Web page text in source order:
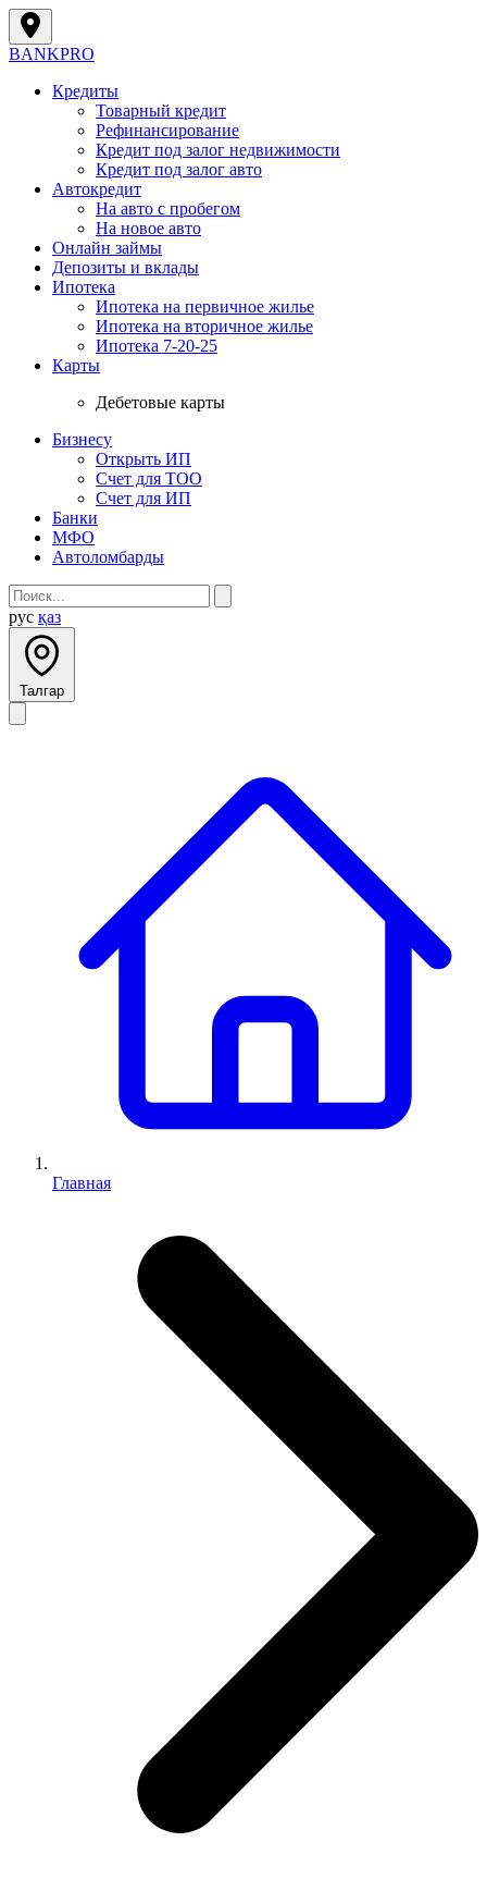
BANKPRO
Кредиты
Товарный кредит
Рефинансирование
Кредит под залог недвижимости
Кредит под залог авто
Автокредит
На авто с пробегом
На новое авто
Онлайн займы
Депозиты и вклады
Ипотека
Ипотека на первичное жилье
Ипотека на вторичное жилье
Ипотека 7-20-25
Карты
Дебетовые карты
Бизнесу
Открыть ИП
Cчет для ТОО
Счет для ИП
Банки
МФО
Автоломбарды
рус қаз
Талгар
Главная